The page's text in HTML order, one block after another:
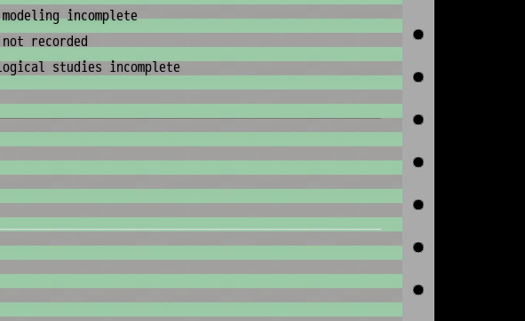
incomplete
recorded
studies incomplete